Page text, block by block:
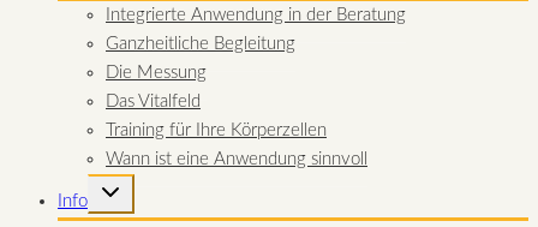
Integrierte Anwendung in der Beratung
Ganzheitliche Begleitung
Die Messung
Das Vitalfeld
Training für Ihre Körperzellen
Wann ist eine Anwendung sinnvoll
Info
UNTERMENÜ